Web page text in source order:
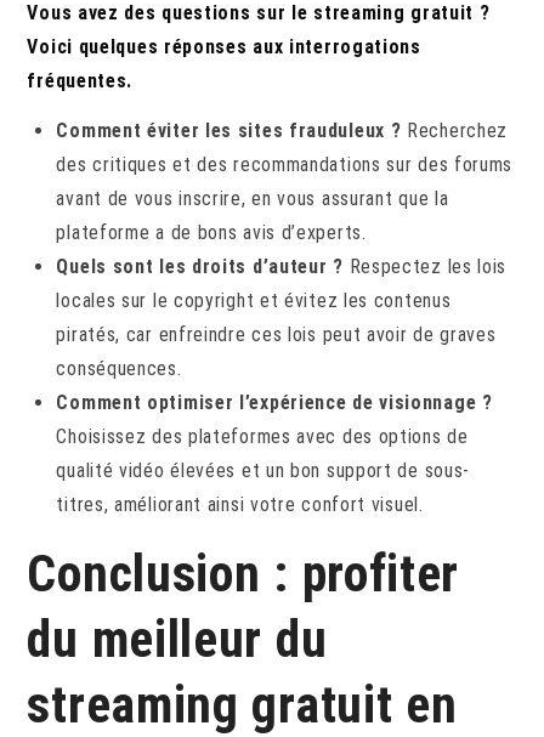
Vous avez des questions sur le streaming gratuit ?
Voici quelques réponses aux interrogations
fréquentes.
Comment éviter les sites frauduleux ? Recherchez
des critiques et des recommandations sur des forums
avant de vous inscrire, en vous assurant que la
plateforme a de bons avis d’experts.
Quels sont les droits d’auteur ? Respectez les lois
locales sur le copyright et évitez les contenus
piratés, car enfreindre ces lois peut avoir de graves
conséquences.
Comment optimiser l’expérience de visionnage ?
Choisissez des plateformes avec des options de
qualité vidéo élevées et un bon support de sous-
titres, améliorant ainsi votre confort visuel.
Conclusion : profiter
du meilleur du
streaming gratuit en